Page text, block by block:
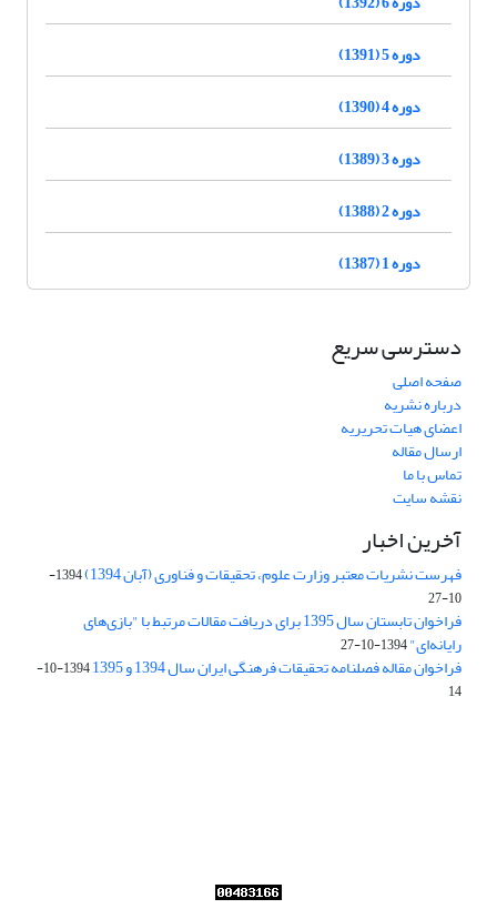
دوره 5 (1391)
دوره 4 (1390)
دوره 3 (1389)
دوره 2 (1388)
دوره 1 (1387)
دسترسی سریع
صفحه اصلی
درباره نشریه
اعضای هیات تحریریه
ارسال مقاله
تماس با ما
نقشه سایت
آخرین اخبار
فهرست نشریات معتبر وزارت علوم، تحقیقات و فناوری (آبان 1394)
1394-
10-27
فراخوان تابستان سال 1395 برای دریافت مقالات مرتبط با "بازی‌های
رایانه‌ای"1394-10-27
فراخوان مقاله فصلنامه تحقیقات فرهنگی ایران سال 1394 و 1395
1394-10-
14